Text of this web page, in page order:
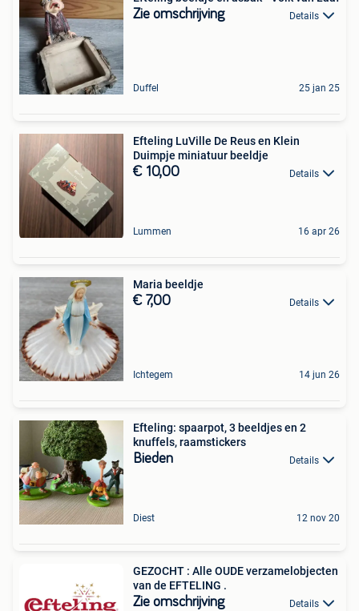
Zie omschrijving Details
Duffel 25 jan 25
Efteling LuVille De Reus en Klein
Duimpje miniatuur beeldje
€ 10,00 Details
Lummen 16 apr 26
Maria beeldje
€ 7,00 Details
Ichtegem 14 jun 26
Efteling: spaarpot, 3 beeldjes en 2
knuffels, raamstickers
Bieden Details
Diest 12 nov 20
GEZOCHT : Alle OUDE verzamelobjecten
van de EFTELING .
Zie omschrijving Details